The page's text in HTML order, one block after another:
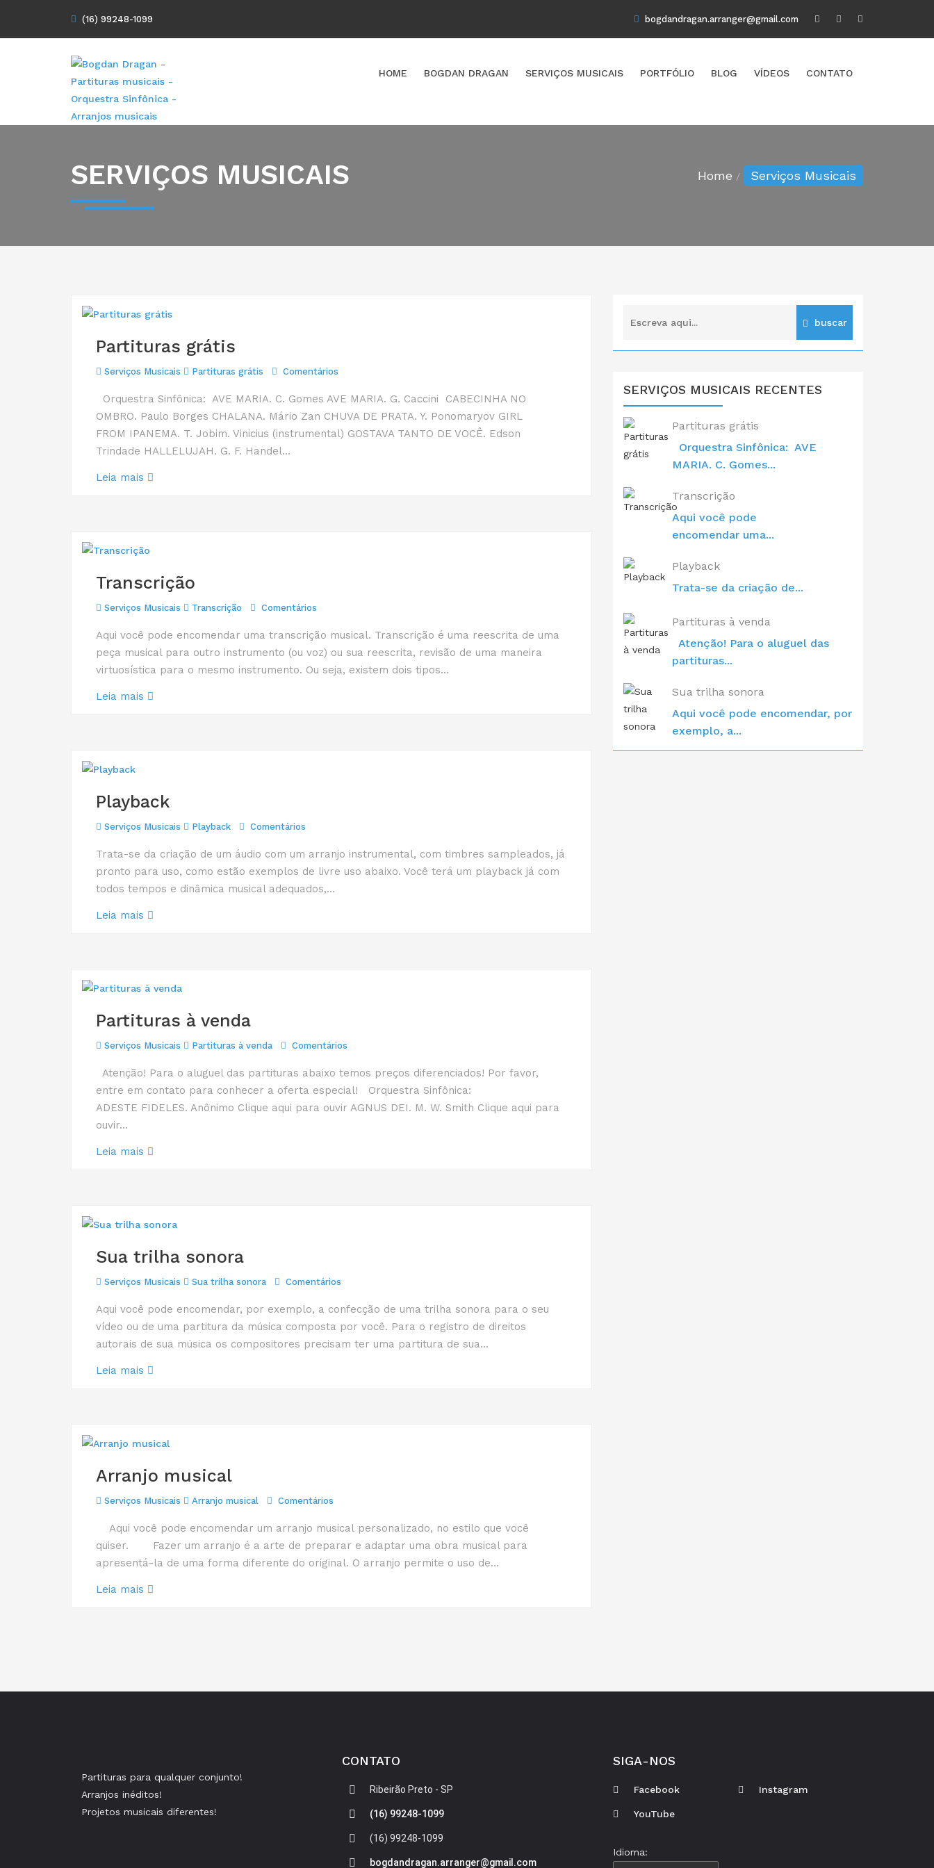
(16) 99248-1099 bogdandragan.arranger@gmail.com
HOME BOGDAN DRAGAN SERVIÇOS MUSICAIS PORTFÓLIO BLOG VÍ­DEOS CONTATO
SERVIÇOS MUSICAIS Home Serviços Musicais
Partituras grátis
Serviços Musicais Partituras grátis Comentários
Orquestra Sinfônica: AVE MARIA. C. Gomes AVE MARIA. G. Caccini CABECINHA NO
OMBRO. Paulo Borges CHALANA. Mário Zan CHUVA DE PRATA. Y. Ponomaryov GIRL
FROM IPANEMA. T. Jobim. Vinicius (instrumental) GOSTAVA TANTO DE VOCÊ. Edson
Trindade HALLELUJAH. G. F. Handel...
Leia mais
Transcrição
Serviços Musicais Transcrição Comentários
Aqui você pode encomendar uma transcrição musical. Transcrição é uma reescrita de uma
peça musical para outro instrumento (ou voz) ou sua reescrita, revisão de uma maneira
virtuosística para o mesmo instrumento. Ou seja, existem dois tipos...
Leia mais
Playback
Serviços Musicais Playback Comentários
Trata-se da criação de um áudio com um arranjo instrumental, com timbres sampleados, já
pronto para uso, como estão exemplos de livre uso abaixo. Você terá um playback já com
todos tempos e dinâmica musical adequados,...
Leia mais
Partituras à venda
Serviços Musicais Partituras à venda Comentários
Atenção! Para o aluguel das partituras abaixo temos preços diferenciados! Por favor,
entre em contato para conhecer a oferta especial! Orquestra Sinfônica:
ADESTE FIDELES. Anônimo Clique aqui para ouvir AGNUS DEI. M. W. Smith Clique aqui para
ouvir...
Leia mais
Sua trilha sonora
Serviços Musicais Sua trilha sonora Comentários
Aqui você pode encomendar, por exemplo, a confecção de uma trilha sonora para o seu
vídeo ou de uma partitura da música composta por você. Para o registro de direitos
autorais de sua música os compositores precisam ter uma partitura de sua...
Leia mais
Arranjo musical
Serviços Musicais Arranjo musical Comentários
Aqui você pode encomendar um arranjo musical personalizado, no estilo que você
quiser. Fazer um arranjo é a arte de preparar e adaptar uma obra musical para
apresentá-la de uma forma diferente do original. O arranjo permite o uso de...
Leia mais
SERVIÇOS MUSICAIS RECENTES
Partituras grátis
Orquestra Sinfônica: AVE
MARIA. C. Gomes...
Transcrição
Aqui você pode
encomendar uma...
Playback
Trata-se da criação de...
Partituras à venda
Atenção! Para o aluguel das
partituras...
Sua trilha sonora
Aqui você pode encomendar, por
exemplo, a...
Partituras para qualquer conjunto!
Arranjos inéditos!
Projetos musicais diferentes!
CONTATO
Ribeirão Preto - SP
(16) 99248-1099
(16) 99248-1099
bogdandragan.arranger@gmail.com
SIGA-NOS
Facebook Instagram
YouTube
Idioma: